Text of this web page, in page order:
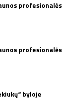
profesionalės
profesionalės
byloje